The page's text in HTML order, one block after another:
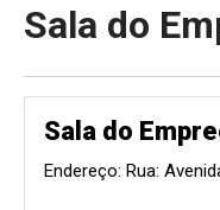
Sala do
Sala do
Endereço: Rua: